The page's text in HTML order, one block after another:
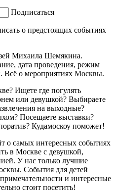
Подписаться
о предстоящих событиях
Михаила Шемякина.
дата проведения, режим
Всё о мероприятиях Москвы.
Ищете где погулять
или девушкой? Выбираете
на выходные?
Посещаете выставки?
Кудамоскоу поможет!
о самых интересных событиях
в Москве с девушкой,
У нас только лучшие
События для детей
и интересные
стоит посетить!